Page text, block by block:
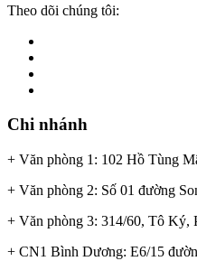
Theo dõi chúng tôi:
Chi nhánh
+ Văn phòng 1: 102 Hồ Tùng
+ Văn phòng 2: Số 01 đường
+ Văn phòng 3: 314/60, Tô Ký,
+ CN1 Bình Dương: E6/15